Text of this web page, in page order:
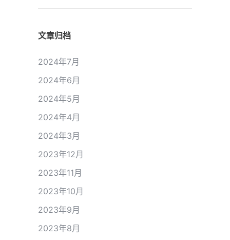
文章归档
2024年7月
2024年6月
2024年5月
2024年4月
2024年3月
2023年12月
2023年11月
2023年10月
2023年9月
2023年8月